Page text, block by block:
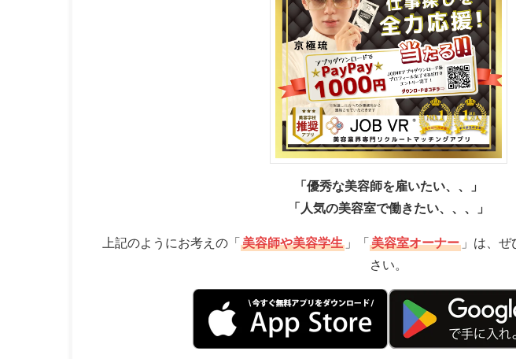
「優秀な美容師を雇いたい、、」
「人気の美容室で働きたい、、、」
上記のようにお考えの「 美容師や美容学生 」「 美容室オーナー 」は、
さい。